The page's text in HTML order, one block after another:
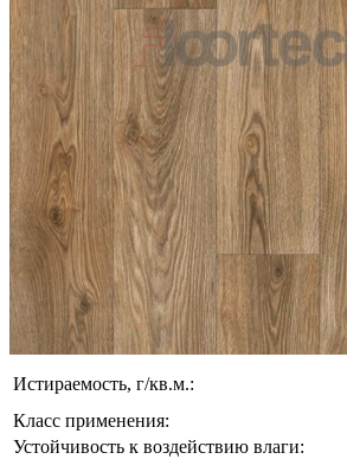
Истираемость, г/кв.м.:
Класс применения:
Устойчивость к воздействию влаги: